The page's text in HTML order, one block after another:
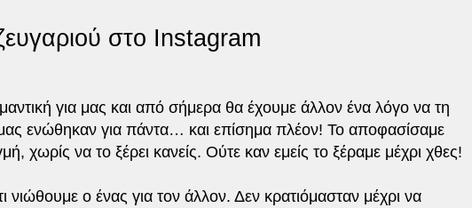
στο Instagram
για μας και από σήμερα θα έχουμε άλλον ένα λόγο να τη
μας ενώθηκαν για πάντα… και επίσημα πλέον! Το αποφασίσαμε
χωρίς να το ξέρει κανείς. Ούτε καν εμείς το ξέραμε μέχρι χθες!
νιώθουμε ο ένας για τον άλλον. Δεν κρατιόμασταν μέχρι να